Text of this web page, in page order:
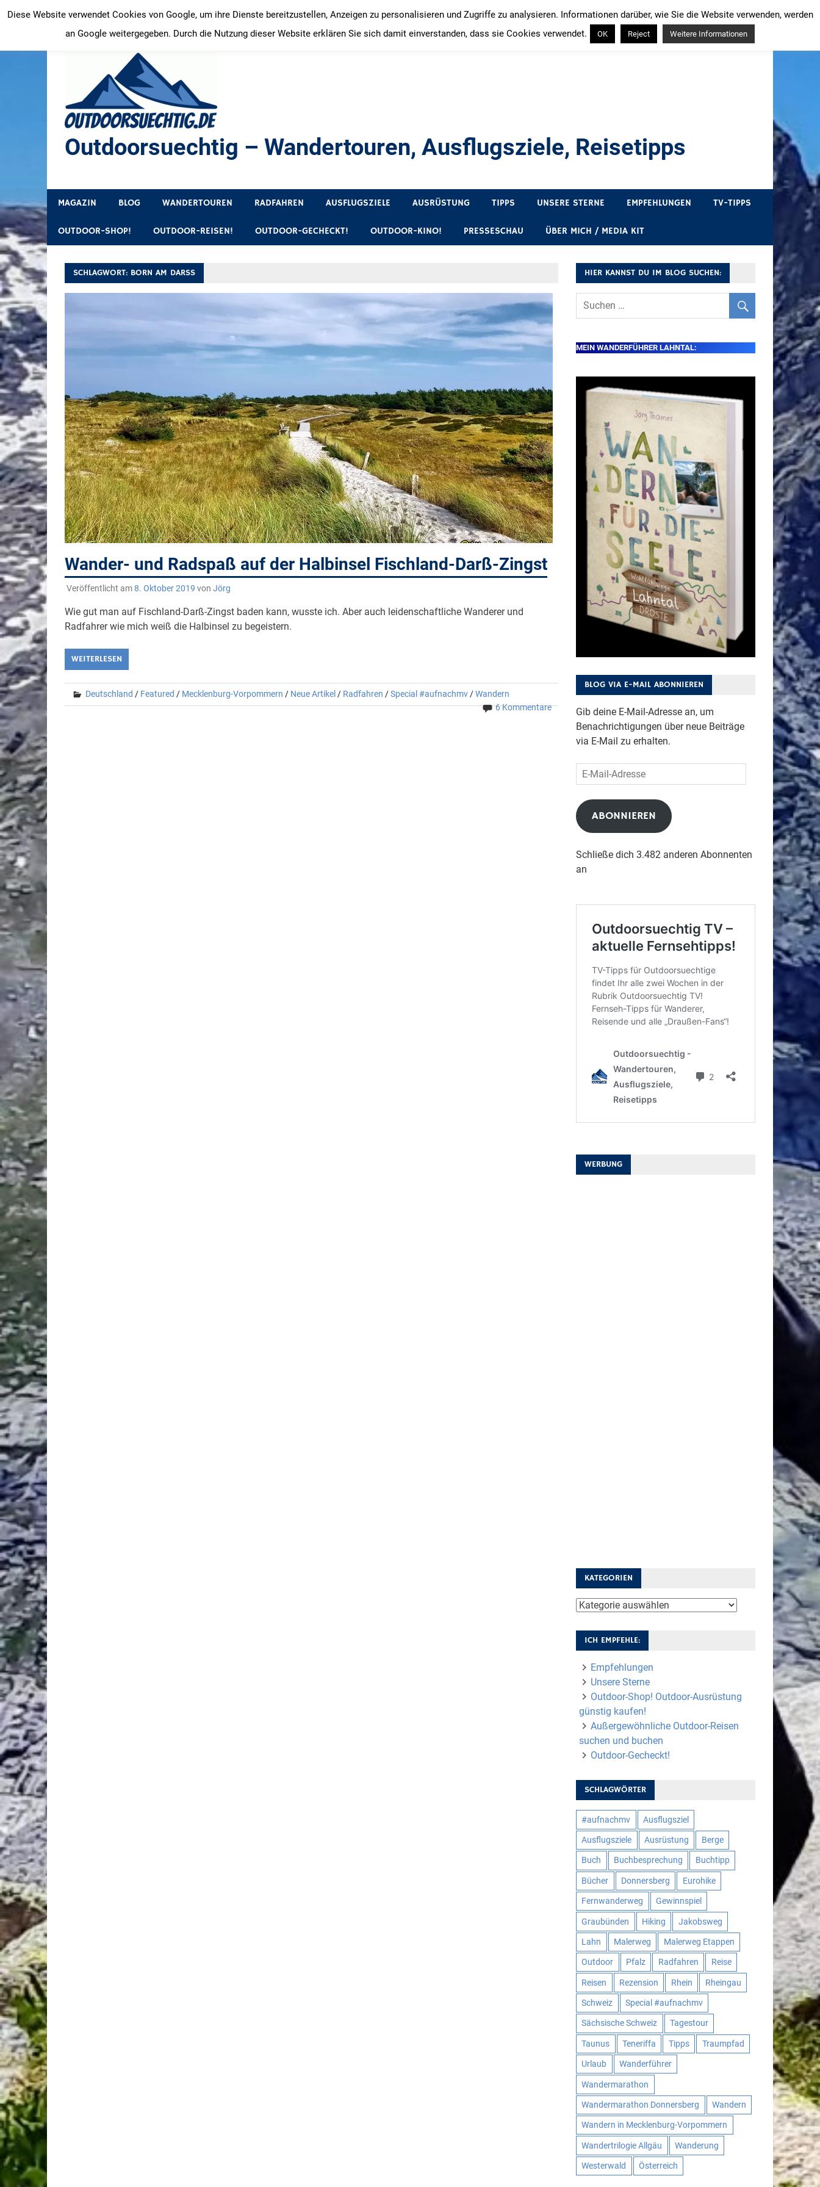
Inhalt
springen
Outdoorsuechtig – Wandertouren, Ausflugsziele, Reisetipps
MAGAZIN BLOG WANDERTOUREN RADFAHREN AUSFLUGSZIELE AUSRÜSTUNG TIPPS UNSERE STERNE EMPFEHLUNGEN TV-TIPPS
OUTDOOR-SHOP! OUTDOOR-REISEN! OUTDOOR-GECHECKT! OUTDOOR-KINO! PRESSESCHAU ÜBER MICH / MEDIA KIT
SCHLAGWORT: BORN AM DARSS
Wander- und Radspaß auf der Halbinsel Fischland-Darß-Zingst
Veröffentlicht am8. Oktober 2019 von Jörg
Wie gut man auf Fischland-Darß-Zingst baden kann, wusste ich. Aber auch leidenschaftliche Wanderer und
Radfahrer wie mich weiß die Halbinsel zu begeistern.
WEITERLESEN
Deutschland / Featured / Mecklenburg-Vorpommern / Neue Artikel / Radfahren /Special #aufnachmv/Wandern
6 Kommentare
HIER KANNST DU IM BLOG SUCHEN:
MEIN WANDERFÜHRER LAHNTAL:
BLOG VIA E-MAIL ABONNIEREN
Gib deine E-Mail-Adresse an, um
Benachrichtigungen über neue Beiträge
via E-Mail zu erhalten.
E-
Mail-
Adresse
ABONNIEREN
Schließe dich 3.482 anderen Abonnenten
an
WERBUNG
KATEGORIEN
Kategorien
ICH EMPFEHLE:
Empfehlungen
Unsere Sterne
Outdoor-Shop! Outdoor-Ausrüstung
günstig kaufen!
Außergewöhnliche Outdoor-Reisen
suchen und buchen
Outdoor-Gecheckt!
SCHLAGWÖRTER
#aufnachmv Ausflugsziel
Ausflugsziele Ausrüstung Berge
Buch Buchbesprechung Buchtipp
Bücher Donnersberg Eurohike
Fernwanderweg Gewinnspiel
Graubünden Hiking Jakobsweg
Lahn Malerweg Malerweg Etappen
Outdoor Pfalz Radfahren Reise
Reisen Rezension Rhein Rheingau
Schweiz Special #aufnachmv
Sächsische Schweiz Tagestour
Taunus Teneriffa Tipps Traumpfad
Urlaub Wanderführer
Wandermarathon
Wandermarathon Donnersberg Wandern
Wandern in Mecklenburg-Vorpommern
Wandertrilogie Allgäu Wanderung
Westerwald Österreich
Diese Website verwendet Cookies von Google, um ihre Dienste bereitzustellen, Anzeigen zu personalisieren und Zugriffe zu analysieren. Informationen darüber, wie Sie die Website verwenden, werden
an Google weitergegeben. Durch die Nutzung dieser Website erklären Sie sich damit einverstanden, dass sie Cookies verwendet.
OK Reject Weitere Informationen